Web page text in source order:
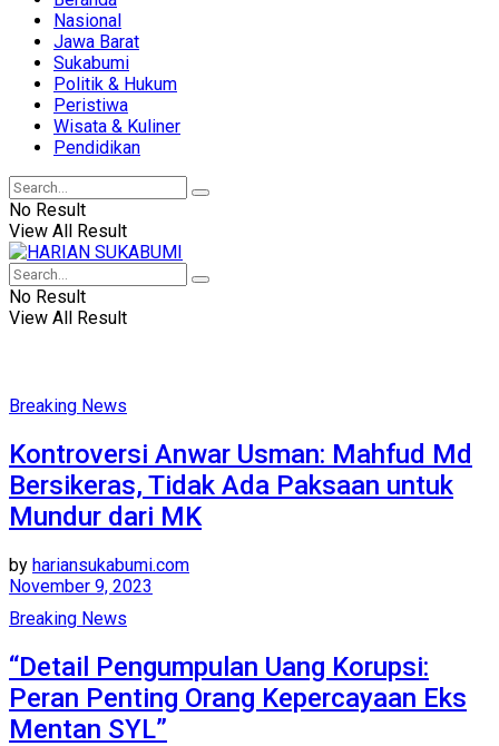
Nasional
Jawa Barat
Sukabumi
Politik & Hukum
Peristiwa
Wisata & Kuliner
Pendidikan
No Result
View All Result
No Result
View All Result
Breaking News
Kontroversi Anwar Usman: Mahfud Md
Bersikeras, Tidak Ada Paksaan untuk
Mundur dari MK
by hariansukabumi.com
November 9, 2023
Breaking News
“Detail Pengumpulan Uang Korupsi:
Peran Penting Orang Kepercayaan Eks
Mentan SYL”